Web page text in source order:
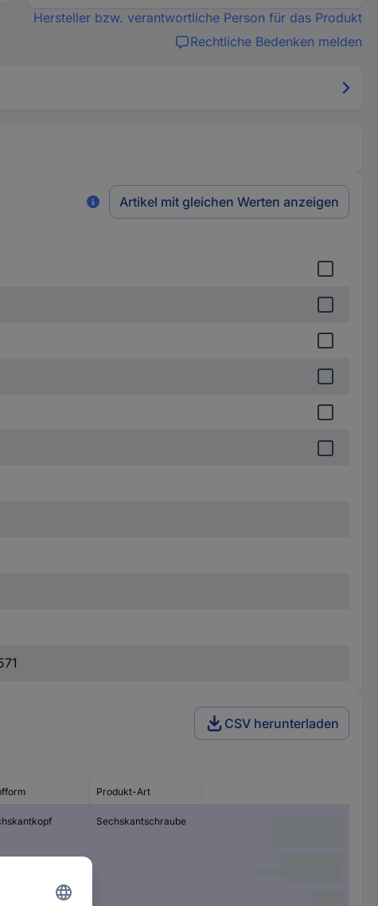
Hersteller bzw. verantwortliche Person für das Produkt
Rechtliche Bedenken melden
Artikel mit gleichen Werten anzeigen
CSV herunterladen
Produkt-Art
Sechskantschraube